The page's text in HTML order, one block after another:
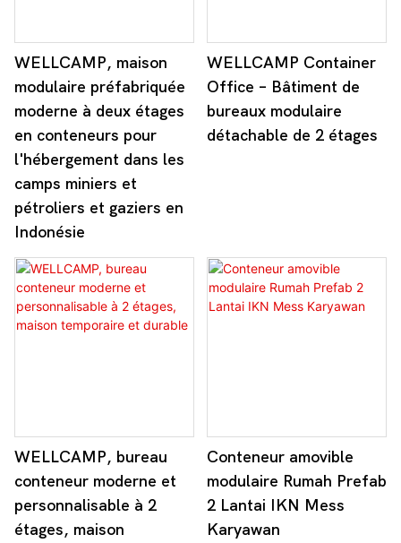
WELLCAMP, maison
modulaire préfabriquée
moderne à deux étages
en conteneurs pour
l'hébergement dans les
camps miniers et
pétroliers et gaziers en
Indonésie
WELLCAMP Container
Office – Bâtiment de
bureaux modulaire
détachable de 2 étages
WELLCAMP, bureau
conteneur moderne et
personnalisable à 2
étages, maison
Conteneur amovible
modulaire Rumah Prefab
2 Lantai IKN Mess
Karyawan